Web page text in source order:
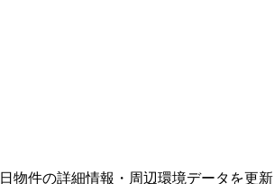
物件の詳細情報・周辺環境データを更新